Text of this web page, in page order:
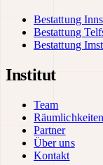
Bestattung
Bestattung
Bestattung Imst
Institut
Team
Räumlichkeiten
Partner
Über uns
Kontakt